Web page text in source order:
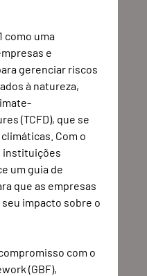
como uma
e
gerenciar riscos
à natureza,
(TCFD), que se
Com o
instituições
um guia de
que as empresas
impacto sobre o
com o
(GBF),